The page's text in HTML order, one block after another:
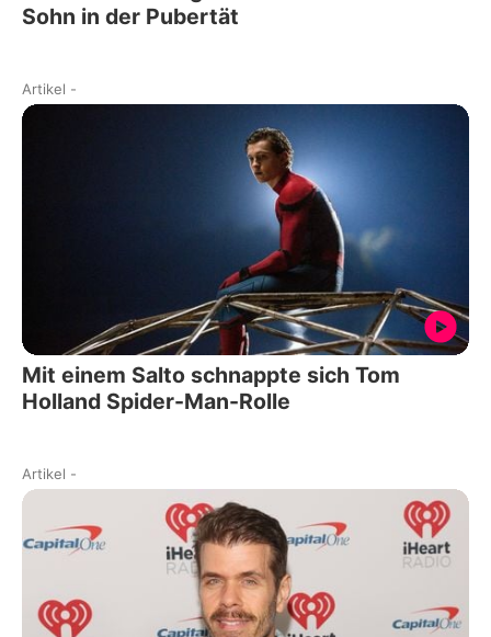
Sohn in der Pubertät
Artikel -
Mit einem Salto schnappte sich Tom
Holland Spider-Man-Rolle
Artikel -